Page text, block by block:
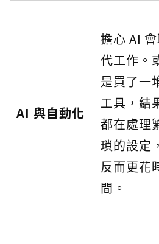
AI 與自動化
擔心 AI
代工作。
是買了一
工具，結
都在處理
瑣的設定，
反而更花
間。